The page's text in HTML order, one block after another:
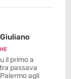
il primo a
passava
agli